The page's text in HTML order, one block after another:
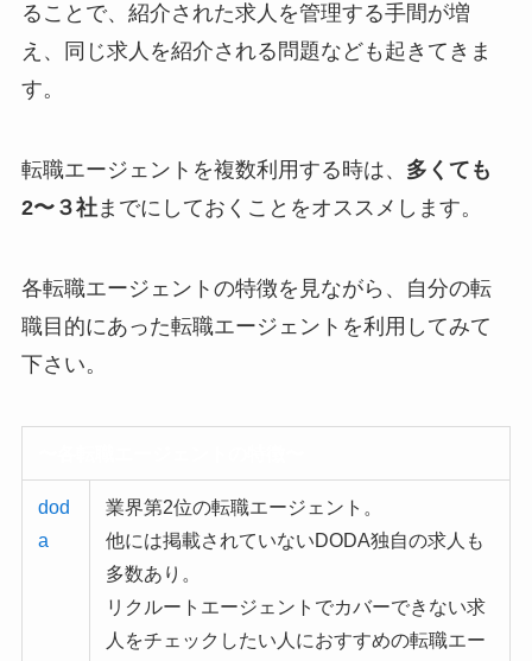
ることで、紹介された求人を管理する手間が増
え、同じ求人を紹介される問題なども起きてきま
す。
転職エージェントを複数利用する時は、 多くても
2〜３社までにしておくことをオススメします。
各転職エージェントの特徴を見ながら、自分の転
職目的にあった転職エージェントを利用してみて
下さい。
dod
a
業界第2位の転職エージェント。
他には掲載されていないDODA独自の求人も
多数あり。
リクルートエージェントでカバーできない求
人をチェックしたい人におすすめの転職エー